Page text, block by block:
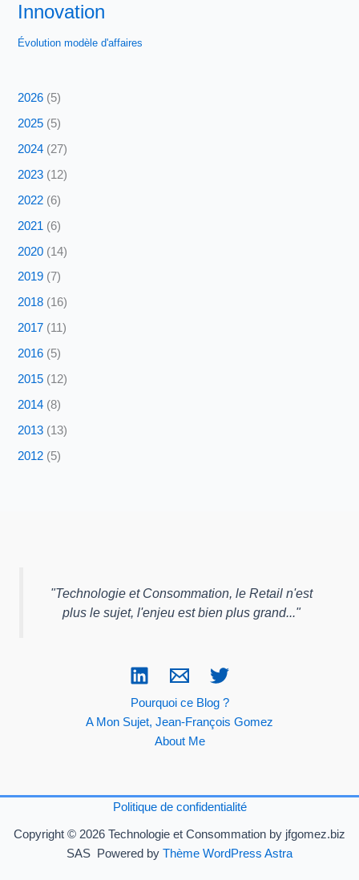
Innovation
Évolution modèle d'affaires
2026 (5)
2025 (5)
2024 (27)
2023 (12)
2022 (6)
2021 (6)
2020 (14)
2019 (7)
2018 (16)
2017 (11)
2016 (5)
2015 (12)
2014 (8)
2013 (13)
2012 (5)
"Technologie et Consommation, le Retail n'est
plus le sujet, l'enjeu est bien plus grand... "
Pourquoi ce Blog ?
A Mon Sujet, Jean-François Gomez
About Me
Politique de confidentialité
Copyright © 2026 Technologie et Consommation by jfgomez.biz
SAS Powered by Thème WordPress Astra